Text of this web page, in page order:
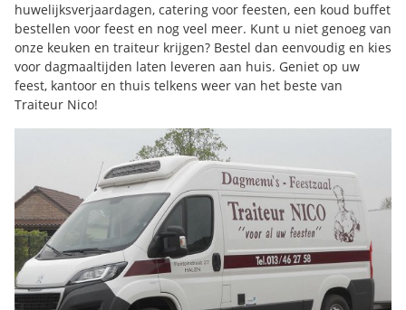
huwelijksverjaardagen, catering voor feesten, een koud buffet
bestellen voor feest en nog veel meer. Kunt u niet genoeg van
onze keuken en traiteur krijgen? Bestel dan eenvoudig en kies
voor dagmaaltijden laten leveren aan huis. Geniet op uw
feest, kantoor en thuis telkens weer van het beste van
Traiteur Nico!